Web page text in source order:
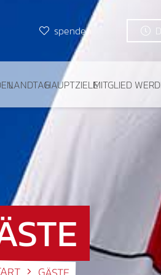
spenden
LANDTAGHAUPTZIELEMITGLIED